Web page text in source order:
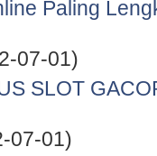
Paling
07-01)
SLOT
07-01)